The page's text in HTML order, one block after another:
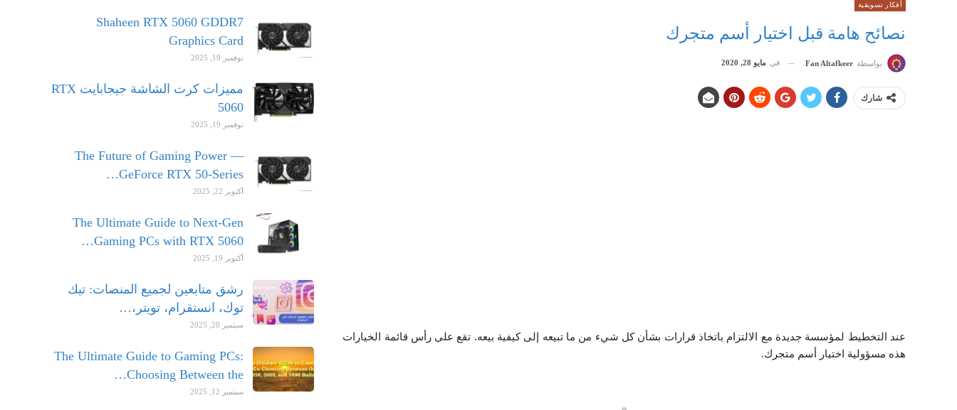
أفكار تسويقية
نصائح هامة قبل اختيار أسم متجرك
بواسطة Fan Altafkeer في مايو 28, 2020
شارك
عند التخطيط لمؤسسة جديدة مع الالتزام باتخاذ قرارات بشأن كل شيء من ما تبيعه إلى كيفية بيعه. تقع على رأس قائمة الخيارات
هذه مسؤولية اختيار أسم متجرك.
Shaheen RTX 5060 GDDR7
Graphics Card
نوفمبر 19, 2025
مميزات كرت الشاشة جيجابايت RTX
5060
نوفمبر 19, 2025
The Future of Gaming Power —
GeForce RTX 50-Series…
أكتوبر 22, 2025
The Ultimate Guide to Next-Gen
Gaming PCs with RTX 5060…
أكتوبر 19, 2025
رشق متابعين لجميع المنصات: تيك
توك، انستقرام، تويتر،…
سبتمبر 20, 2025
The Ultimate Guide to Gaming PCs:
Choosing Between the…
سبتمبر 12, 2025